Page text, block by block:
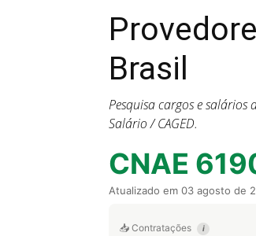
Brasil
Pesquisa cargos e salários
Salário / CAGED.
CNAE
Atualizado em 03 agosto de
📥 Contratações i